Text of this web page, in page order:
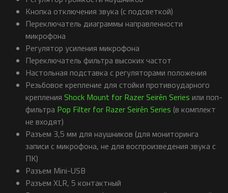
Кнопка отключения звука (с подсветкой)
Переключатель диаграммы направленности
микрофона
Регулятор усиления микрофона
Переключатель фильтра высоких частот
Настольная подставка с регуляторами положения
Резьбовое крепление для стойки противоударного
крепления Shock Mount for Razer Seirēn Series или поп-
фильтра Pop Filter for Razer Seirēn Series (в комплект
не входят)
Разъем 3,5 мм для наушников (для мониторинга
записи с микрофона, не для воспроизведения звука с
ПК)
Разъем Mini-USB
Разъем XLR, 5 контактный